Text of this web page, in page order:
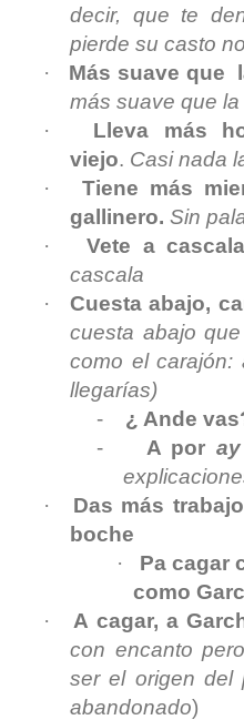
decir, que te
pierde su casto
· Más suave que
más suave que la
· Lleva más
viejo. Casi nada
·Tiene más
gallinero. Sin
· Vete a cascala
cascala
·Cuesta abajo,
cuesta abajo
como el
llegarías)
- ¿ Ande
- A poray
· Das más
boche
· Pa cagar
como
· A cagar, a
con encanto
ser el origen del
abandonado)